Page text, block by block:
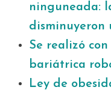
ninguneada:
disminuyeron
Se realizó
bariátrica
Ley de